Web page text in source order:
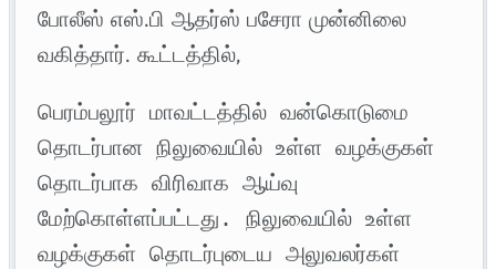
போலீஸ் எஸ்.பி ஆதர்ஸ் பசேரா முன்னிலை
வகித்தார். கூட்டத்தில்,
பெரம்பலூர் மாவட்டத்தில் வன்கொடுமை
தொடர்பான நிலுவையில் உள்ள வழக்குகள்
தொடர்பாக விரிவாக ஆய்வு
மேற்கொள்ளப்பட்டது. நிலுவையில் உள்ள
வழக்குகள் தொடர்புடைய அலுவலர்கள்